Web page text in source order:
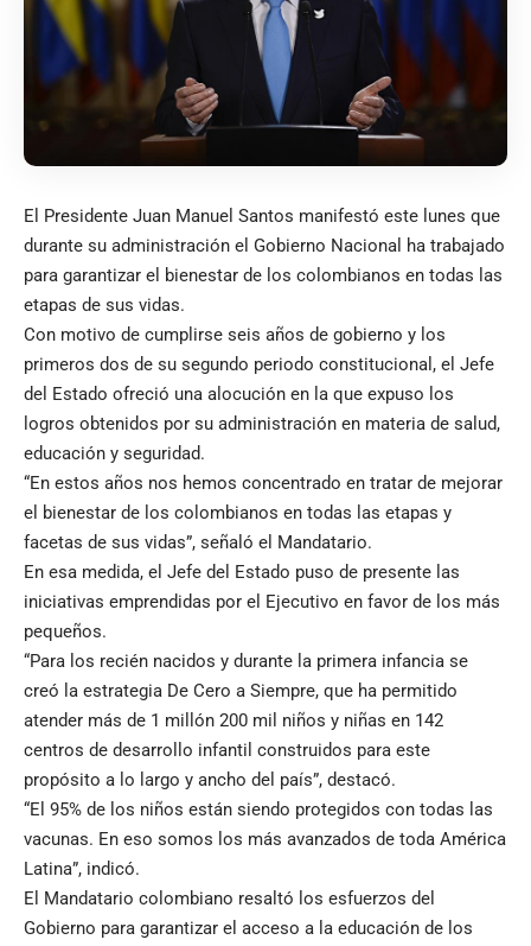
El Presidente Juan Manuel Santos manifestó este lunes que
durante su administración el Gobierno Nacional ha trabajado
para garantizar el bienestar de los colombianos en todas las
etapas de sus vidas.
Con motivo de cumplirse seis años de gobierno y los
primeros dos de su segundo periodo constitucional, el Jefe
del Estado ofreció una alocución en la que expuso los
logros obtenidos por su administración en materia de salud,
educación y seguridad.
“En estos años nos hemos concentrado en tratar de mejorar
el bienestar de los colombianos en todas las etapas y
facetas de sus vidas”, señaló el Mandatario.
En esa medida, el Jefe del Estado puso de presente las
iniciativas emprendidas por el Ejecutivo en favor de los más
pequeños.
“Para los recién nacidos y durante la primera infancia se
creó la estrategia De Cero a Siempre, que ha permitido
atender más de 1 millón 200 mil niños y niñas en 142
centros de desarrollo infantil construidos para este
propósito a lo largo y ancho del país”, destacó.
“El 95% de los niños están siendo protegidos con todas las
vacunas. En eso somos los más avanzados de toda América
Latina”, indicó.
El Mandatario colombiano resaltó los esfuerzos del
Gobierno para garantizar el acceso a la educación de los